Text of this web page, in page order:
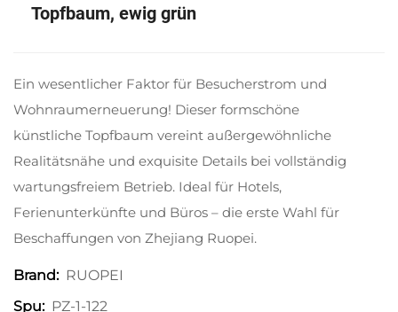
Topfbaum, ewig grün
Ein wesentlicher Faktor für Besucherstrom und
Wohnraumerneuerung! Dieser formschöne
künstliche Topfbaum vereint außergewöhnliche
Realitätsnähe und exquisite Details bei vollständig
wartungsfreiem Betrieb. Ideal für Hotels,
Ferienunterkünfte und Büros – die erste Wahl für
Beschaffungen von Zhejiang Ruopei.
Brand: RUOPEI
Spu: PZ-1-122